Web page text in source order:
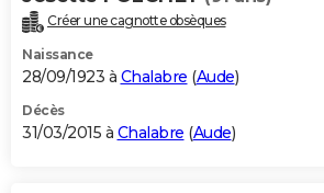
Bricolage
Lifestyle
Culture
Sport
Auto
Television
Voyage
CinemaCréer une cagnotte obsèques
Naissance
28/09/1923 à Chalabre (Aude)
Décès
31/03/2015 à Chalabre (Aude)